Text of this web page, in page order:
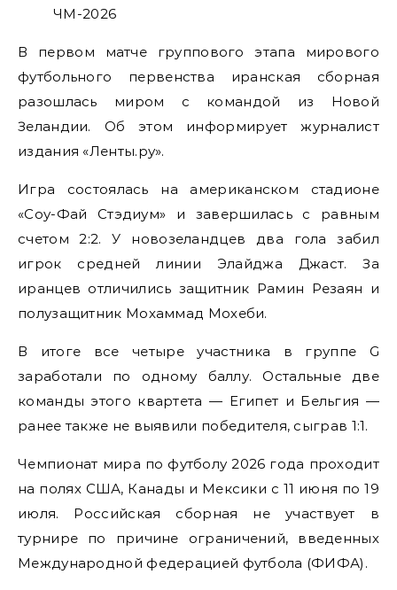
В первом матче группового этапа мирового
футбольного первенства иранская сборная
разошлась миром с командой из Новой
Зеландии. Об этом информирует журналист
издания «Ленты.ру».
Игра состоялась на американском стадионе
«Соу-Фай Стэдиум» и завершилась с равным
счетом 2:2. У новозеландцев два гола забил
игрок средней линии Элайджа Джаст. За
иранцев отличились защитник Рамин Резаян и
полузащитник Мохаммад Мохеби.
В итоге все четыре участника в группе G
заработали по одному баллу. Остальные две
команды этого квартета — Египет и Бельгия —
ранее также не выявили победителя, сыграв 1:1.
Чемпионат мира по футболу 2026 года проходит
на полях США, Канады и Мексики с 11 июня по 19
июля. Российская сборная не участвует в
турнире по причине ограничений, введенных
Международной федерацией футбола (ФИФА).